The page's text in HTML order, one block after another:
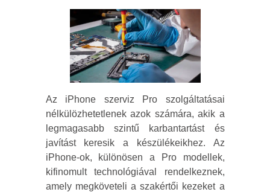
Az iPhone szerviz Pro szolgáltatásai
nélkülözhetetlenek azok számára, akik a
legmagasabb szintű karbantartást és
javítást keresik a készülékeikhez. Az
iPhone-ok, különösen a Pro modellek,
kifinomult technológiával rendelkeznek,
amely megköveteli a szakértői kezeket a